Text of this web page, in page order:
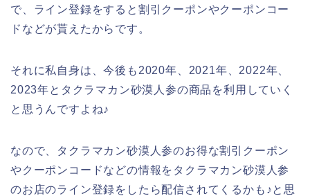
で、ライン登録をすると割引クーポンやクーポンコー
ドなどが貰えたからです。
それに私自身は、今後も2020年、2021年、2022年、
2023年とタクラマカン砂漠人参の商品を利用していく
と思うんですよね♪
なので、タクラマカン砂漠人参のお得な割引クーポン
やクーポンコードなどの情報をタクラマカン砂漠人参
のお店のライン登録をしたら配信されてくるかも♪と思